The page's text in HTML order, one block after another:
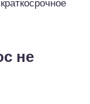
не